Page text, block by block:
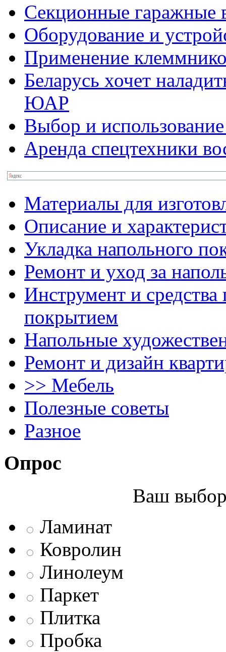
Секционные гаражные
Оборудование и
Применение
Беларусь хочет
ЮАР
Выбор и
Аренда спецтехники
Материалы для
Описание и
Укладка напольного
Ремонт и уход за
Инструмент и
покрытием
Напольные
Ремонт и дизайн
>> Мебель
Полезные советы
Разное
Опрос
Ваш выбор
Ламинат
Ковролин
Линолеум
Паркет
Плитка
Пробка